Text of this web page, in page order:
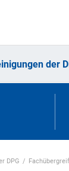
der
DPG